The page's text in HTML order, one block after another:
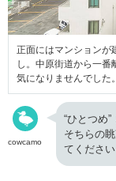
正面にはマンションが
し。中原街道から一番
気になりませんでした。
cowcamo
“ひとつめ
そちらの
てください